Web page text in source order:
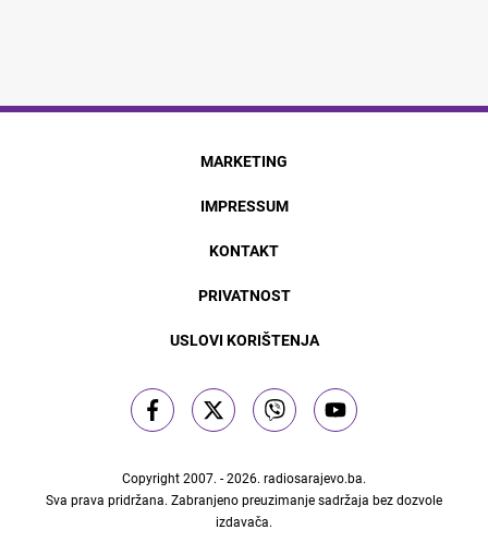
MARKETING
IMPRESSUM
KONTAKT
PRIVATNOST
USLOVI KORIŠTENJA
Copyright 2007. - 2026. radiosarajevo.ba.
Sva prava pridržana. Zabranjeno preuzimanje sadržaja bez dozvole
izdavača.